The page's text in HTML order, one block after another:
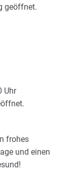
geöffnet.
Uhr
frohes
und einen